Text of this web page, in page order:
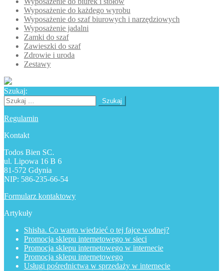
Wyposażenie do każdego wyrobu
Wyposażenie do szaf biurowych i narzędziowych
Wyposażenie jadalni
Zamki do szaf
Zawieszki do szaf
Zdrowie i uroda
Zestawy
Szukaj:
Szukaj:
Regulamin
Kontakt
Todos Bien SC.
ul. Lipowa 16 B 6
81-572 Gdynia
NIP: 586-235-66-54
Formularz kontaktowy
Artykuły
Shisha. Co warto wiedzieć o tej fajce wodnej?
Promocja sklepu internetowego w sieci
Promocja sklepu internetowego w internecie
Promocja sklepu internetowego
Usługi pośrednictwa w sprzedaży w internecie